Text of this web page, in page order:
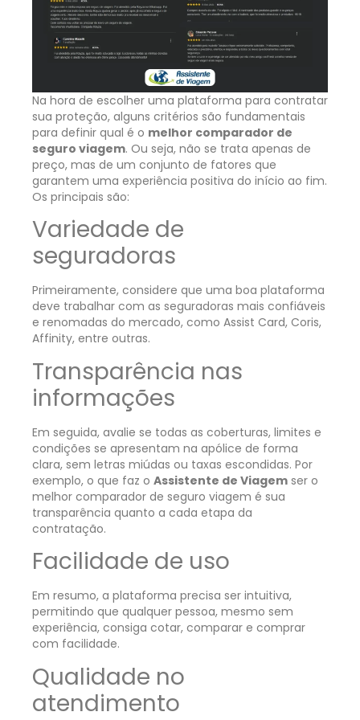
Na hora de escolher uma plataforma para contratar
sua proteção, alguns critérios são fundamentais
para definir qual é o melhor comparador de
seguro viagem. Ou seja, não se trata apenas de
preço, mas de um conjunto de fatores que
garantem uma experiência positiva do início ao fim.
Os principais são:
Variedade de
seguradoras
Primeiramente, considere que uma boa plataforma
deve trabalhar com as seguradoras mais confiáveis
e renomadas do mercado, como Assist Card, Coris,
Affinity, entre outras.
Transparência nas
informações
Em seguida, avalie se todas as coberturas, limites e
condições se apresentam na apólice de forma
clara, sem letras miúdas ou taxas escondidas. Por
exemplo, o que faz o Assistente de Viagem ser o
melhor comparador de seguro viagem é sua
transparência quanto a cada etapa da
contratação.
Facilidade de uso
Em resumo, a plataforma precisa ser intuitiva,
permitindo que qualquer pessoa, mesmo sem
experiência, consiga cotar, comparar e comprar
com facilidade.
Qualidade no
atendimento